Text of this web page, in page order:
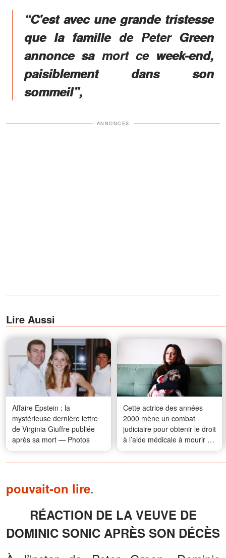
“C'est avec une grande tristesse
que la famille de Peter Green
annonce sa mort ce week-end,
paisiblement dans son
sommeil”,
ANNONCES
Lire Aussi
Affaire Epstein : la
mystérieuse dernière lettre
de Virginia Giuffre publiée
après sa mort — Photos
Cette actrice des années
2000 mène un combat
judiciaire pour obtenir le droit
à l’aide médicale à mourir —
De qui s’agit-il ?
pouvait-on lire.
RÉACTION DE LA VEUVE DE
DOMINIC SONIC APRÈS SON DÉCÈS